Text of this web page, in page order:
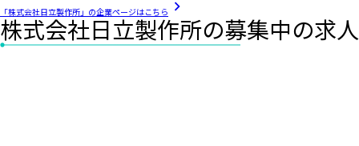
「株式会社日立製作所」の企業ページはこちら
株式会社日立製作所の募集中の求人